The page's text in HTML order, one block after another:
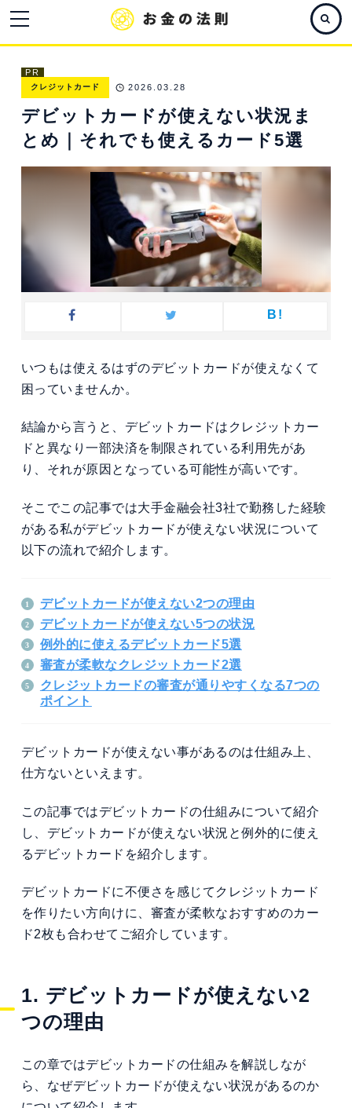
PR
クレジットカード 2026.03.28
デビットカードが使えない状況ま
とめ｜それでも使えるカード5選
B!
いつもは使えるはずのデビットカードが使えなくて
困っていませんか。
結論から言うと、デビットカードはクレジットカー
ドと異なり一部決済を制限されている利用先があ
り、それが原因となっている可能性が高いです。
そこでこの記事では大手金融会社3社で勤務した経験
がある私がデビットカードが使えない状況について
以下の流れで紹介します。
デビットカードが使えない2つの理由
デビットカードが使えない5つの状況
例外的に使えるデビットカード5選
審査が柔軟なクレジットカード2選
クレジットカードの審査が通りやすくなる7つの
ポイント
デビットカードが使えない事があるのは仕組み上、
仕方ないといえます。
この記事ではデビットカードの仕組みについて紹介
し、デビットカードが使えない状況と例外的に使え
るデビットカードを紹介します。
デビットカードに不便さを感じてクレジットカード
を作りたい方向けに、審査が柔軟なおすすめのカー
ド2枚も合わせてご紹介しています。
1. デビットカードが使えない2
つの理由
この章ではデビットカードの仕組みを解説しなが
ら、なぜデビットカードが使えない状況があるのか